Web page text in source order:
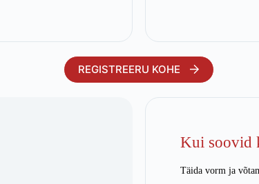
REGISTREERU KOHE
Kui soovid
Täida vorm ja